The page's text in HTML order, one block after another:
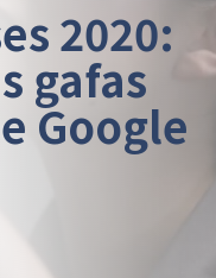
2020:
gafas
Google